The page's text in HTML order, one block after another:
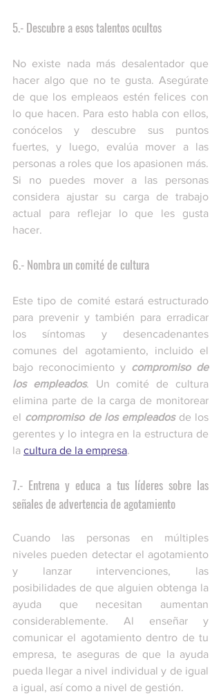
5.- Descubre a esos talentos ocultos
No existe nada más desalentador que
hacer algo que no te gusta. Asegúrate
de que los empleaos estén felices con
lo que hacen. Para esto habla con ellos,
conócelos y descubre sus puntos
fuertes, y luego, evalúa mover a las
personas a roles que los apasionen más.
Si no puedes mover a las personas
considera ajustar su carga de trabajo
actual para reflejar lo que les gusta
hacer.
6.- Nombra un comité de cultura
Este tipo de comité estará estructurado
para prevenir y también para erradicar
los síntomas y desencadenantes
comunes del agotamiento, incluido el
bajo reconocimiento y compromiso de
los empleados. Un comité de cultura
elimina parte de la carga de monitorear
el compromiso de los empleados de los
gerentes y lo integra en la estructura de
la cultura de la empresa.
7.- Entrena y educa a tus líderes sobre las
señales de advertencia de agotamiento
Cuando las personas en múltiples
niveles pueden detectar el agotamiento
y lanzar intervenciones, las
posibilidades de que alguien obtenga la
ayuda que necesitan aumentan
considerablemente. Al enseñar y
comunicar el agotamiento dentro de tu
empresa, te aseguras de que la ayuda
pueda llegar a nivel individual y de igual
a igual, así como a nivel de gestión.